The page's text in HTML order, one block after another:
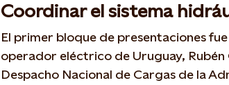
Coordinar el sistema
El primer bloque de presentaciones
operador eléctrico de Uruguay, Rubén
Despacho Nacional de Cargas de la